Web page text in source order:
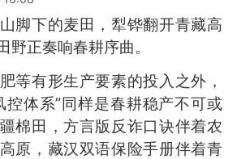
下的麦田，犁铧翻开青藏高
野正奏响春耕序曲。
有形生产要素的投入之外，
控体系”同样是春耕稳产不可或
棉田，方言版反诈口诀伴着农
原，藏汉双语保险手册伴着青